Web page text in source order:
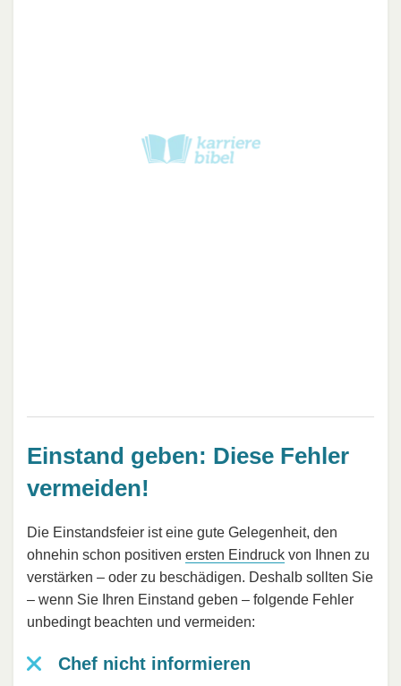
Einstand geben: Diese Fehler
vermeiden!
Die Einstandsfeier ist eine gute Gelegenheit, den
ohnehin schon positiven ersten Eindruck von Ihnen zu
verstärken – oder zu beschädigen. Deshalb sollten Sie
– wenn Sie Ihren Einstand geben – folgende Fehler
unbedingt beachten und vermeiden:
Chef nicht informieren